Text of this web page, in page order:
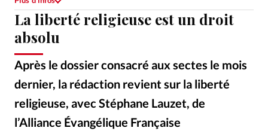
Tous les articles
Faire un don
Emploi
Se connecter
Édition: Internationale
La liberté religieuse est un droit
absolu
Après le dossier consacré aux sectes le mois
dernier, la rédaction revient sur la liberté
religieuse, avec Stéphane Lauzet, de
l’Alliance Évangélique Française